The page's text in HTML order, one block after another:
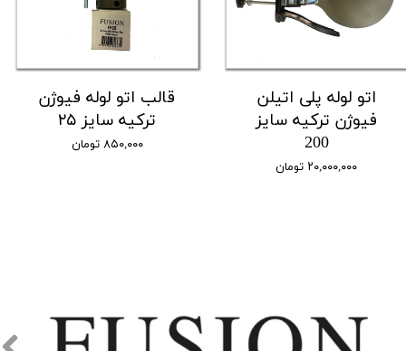
اتو لوله پلی اتیلن
فیوژن ترکیه سایز
200
۲۰,۰۰۰,۰۰۰ تومان
قالب اتو لوله فیوژن
ترکیه سایز ۲۵
۸۵۰,۰۰۰ تومان